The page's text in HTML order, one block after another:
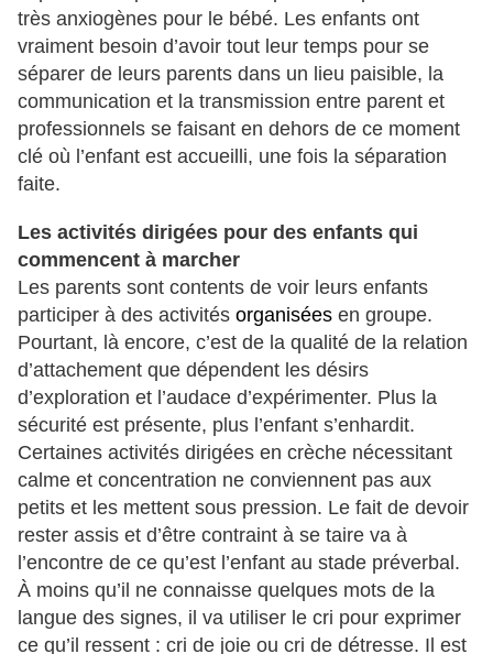
très anxiogènes pour le bébé. Les enfants ont
vraiment besoin d’avoir tout leur temps pour se
séparer de leurs parents dans un lieu paisible, la
communication et la transmission entre parent et
professionnels se faisant en dehors de ce moment
clé où l’enfant est accueilli, une fois la séparation
faite.
Les activités dirigées pour des enfants qui
commencent à marcher
Les parents sont contents de voir leurs enfants
participer à des activités organisées en groupe.
Pourtant, là encore, c’est de la qualité de la relation
d’attachement que dépendent les désirs
d’exploration et l’audace d’expérimenter. Plus la
sécurité est présente, plus l’enfant s’enhardit.
Certaines activités dirigées en crèche nécessitant
calme et concentration ne conviennent pas aux
petits et les mettent sous pression. Le fait de devoir
rester assis et d’être contraint à se taire va à
l’encontre de ce qu’est l’enfant au stade préverbal.
À moins qu’il ne connaisse quelques mots de la
langue des signes, il va utiliser le cri pour exprimer
ce qu’il ressent : cri de joie ou cri de détresse. Il est